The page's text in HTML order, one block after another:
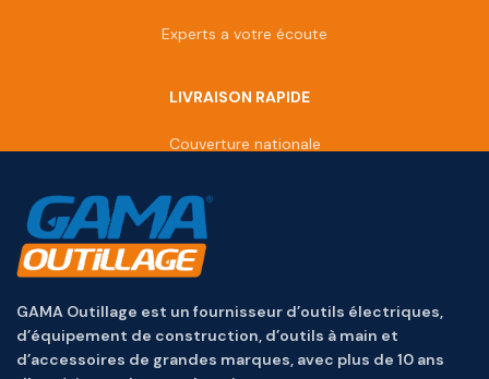
Experts a votre écoute
LIVRAISON RAPIDE
Couverture nationale
GAMA Outillage est un fournisseur d’outils électriques,
d’équipement de construction, d’outils à main et
d’accessoires de grandes marques, avec plus de 10 ans